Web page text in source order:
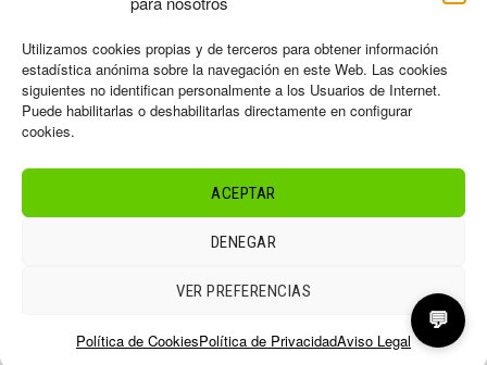
Utilizamos cookies propias y de terceros para obtener información
estadística anónima sobre la navegación en este Web. Las cookies
siguientes no identifican personalmente a los Usuarios de Internet.
Puede habilitarlas o deshabilitarlas directamente en configurar
cookies.
ACEPTAR
DENEGAR
VER PREFERENCIAS
Política de CookiesPolítica de PrivacidadAviso Legal
Cookies
Términos
Sitemap
💬